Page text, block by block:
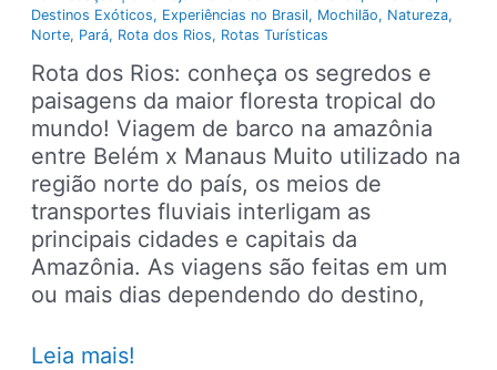
Destinos Exóticos, Experiências no Brasil, Mochilão, Natureza,
Norte, Pará, Rota dos Rios, Rotas Turísticas
Rota dos Rios: conheça os segredos e
paisagens da maior floresta tropical do
mundo! Viagem de barco na amazônia
entre Belém x Manaus Muito utilizado na
região norte do país, os meios de
transportes fluviais interligam as
principais cidades e capitais da
Amazônia. As viagens são feitas em um
ou mais dias dependendo do destino,
Rota
Leia mais!